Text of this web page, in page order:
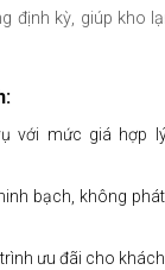
định kỳ, giúp kho
với mức giá hợp
bạch, không
ưu đãi cho